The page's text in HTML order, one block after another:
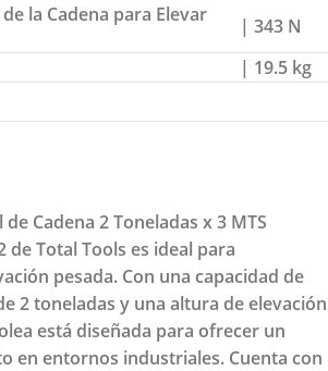
la Cadena para Elevar
| 343 N
| 19.5 kg
Cadena 2 Toneladas x 3 MTS
de Total Tools es ideal para
pesada. Con una capacidad de
2 toneladas y una altura de elevación
está diseñada para ofrecer un
en entornos industriales. Cuenta con